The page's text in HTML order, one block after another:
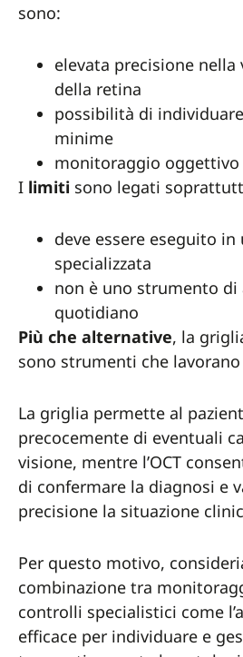
sono:
elevata precisione nella
della retina
possibilità di
minime
monitoraggio
I limiti sono legati
deve essere eseguito
specializzata
non è uno strumento
quotidiano
Più che alternative, la
sono strumenti che
La griglia permette al
precocemente di eventuali
visione, mentre l’OCT
di confermare la diagnosi e
precisione la situazione
Per questo motivo,
combinazione tra
controlli specialistici come
efficace per individuare e